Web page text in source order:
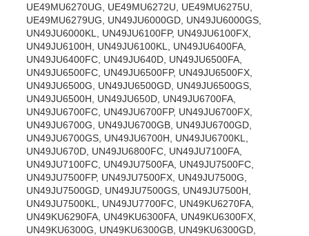
UE49MU6270UG, UE49MU6272U, UE49MU6275U,
UE49MU6279UG, UN49JU6000GD, UN49JU6000GS,
UN49JU6000KL, UN49JU6100FP, UN49JU6100FX,
UN49JU6100H, UN49JU6100KL, UN49JU6400FA,
UN49JU6400FC, UN49JU640D, UN49JU6500FA,
UN49JU6500FC, UN49JU6500FP, UN49JU6500FX,
UN49JU6500G, UN49JU6500GD, UN49JU6500GS,
UN49JU6500H, UN49JU650D, UN49JU6700FA,
UN49JU6700FC, UN49JU6700FP, UN49JU6700FX,
UN49JU6700G, UN49JU6700GB, UN49JU6700GD,
UN49JU6700GS, UN49JU6700H, UN49JU6700KL,
UN49JU670D, UN49JU6800FC, UN49JU7100FA,
UN49JU7100FC, UN49JU7500FA, UN49JU7500FC,
UN49JU7500FP, UN49JU7500FX, UN49JU7500G,
UN49JU7500GD, UN49JU7500GS, UN49JU7500H,
UN49JU7500KL, UN49JU7700FC, UN49KU6270FA,
UN49KU6290FA, UN49KU6300FA, UN49KU6300FX,
UN49KU6300G, UN49KU6300GB, UN49KU6300GD,